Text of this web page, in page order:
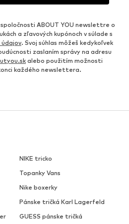
ABOUT YOU newslettre o
a zľavových kupónoch v súlade s
údajov. Svoj súhlas môžeš kedykoľvek
zaslaním správy na adresu
alebo použitím možnosti
každého newslettera.
NIKE tricko
Topanky Vans
Nike boxerky
Pánske tričká Karl Lagerfeld
GUESS pánske tričká